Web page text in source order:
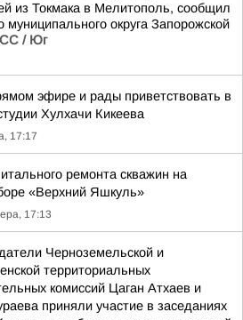
из Токмака в Мелитополь, сообщил
муниципального округа Запорожской
/ Юг
эфире и рады приветствовать в
Хулхачи Кикеева
17:17
ремонта скважин на
«Верхний Яшкуль»
17:13
Черноземельской и
территориальных
комиссий Цаган Атхаев и
приняли участие в заседаниях